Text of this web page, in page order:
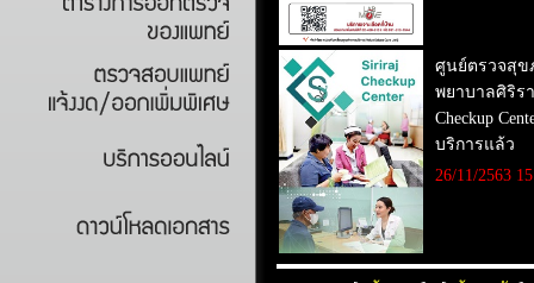
ศูนย์ตรวจสุข
พยาบาลศิริร
Checkup
บริการแล้ว
26/11/2563